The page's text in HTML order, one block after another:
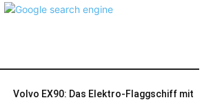
Volvo EX90: Das Elektro-Flaggschiff mit